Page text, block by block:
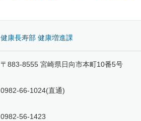
健康長寿部 健康増進課
〒883-8555 宮崎県日向市本町10番5号
0982-66-1024(直通)
0982-56-1423